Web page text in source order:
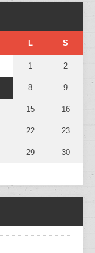
L S
1 2
8 9
15 16
22 23
29 30